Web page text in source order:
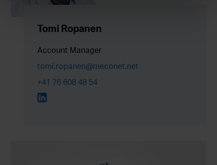
Tomi Ropanen
Account Manager
tomi.ropanen@meconet.net
+41 76 608 48 54